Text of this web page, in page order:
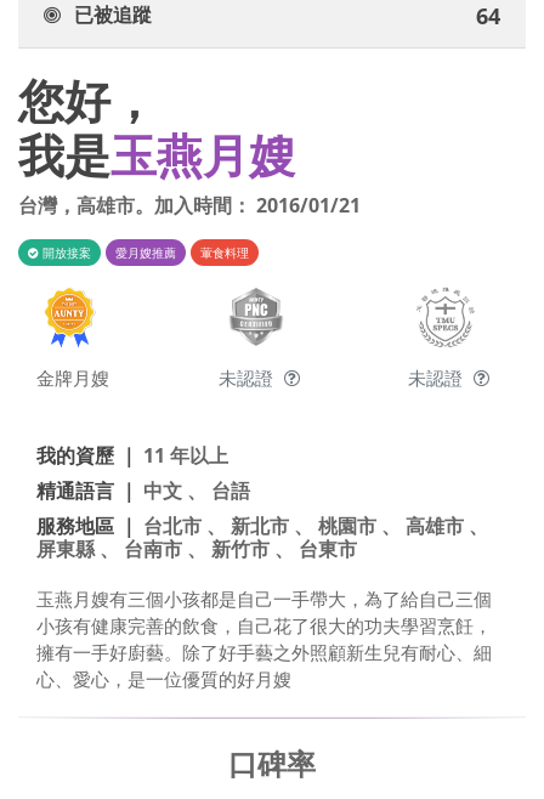
已被追蹤 64
您好，
我是玉燕月嫂
台灣， 高雄市。加入時間： 2016/01/21
開放接案 愛月嫂推薦 葷食料理
金牌月嫂 未認證 未認證
我的資歷 ｜ 11 年以上
精通語言 ｜ 中文 、 台語
服務地區 ｜ 台北市 、 新北市 、 桃園市 、 高雄市 、
屏東縣 、 台南市 、 新竹市 、 台東市
玉燕月嫂有三個小孩都是自己一手帶大，為了給自己三個
小孩有健康完善的飲食，自己花了很大的功夫學習烹飪，
擁有一手好廚藝。除了好手藝之外照顧新生兒有耐心、細
心、愛心，是一位優質的好月嫂